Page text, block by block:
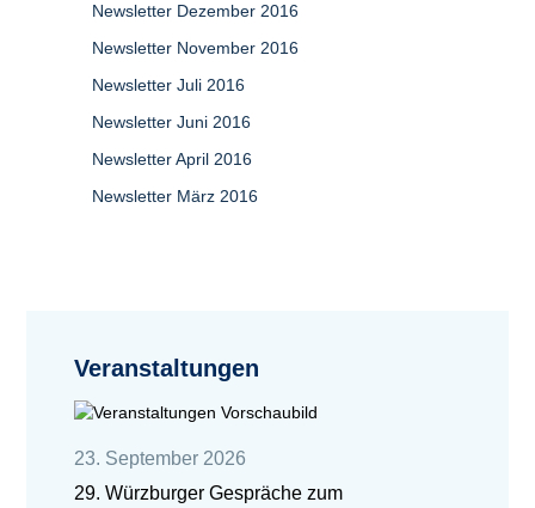
Newsletter Dezember 2016
Newsletter November 2016
Newsletter Juli 2016
Newsletter Juni 2016
Newsletter April 2016
Newsletter März 2016
Veranstaltungen
23. September 2026
29. Würzburger Gespräche zum